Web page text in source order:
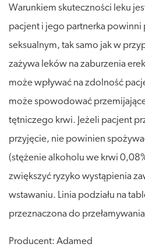
Warunkiem skuteczności leku
pacjent i jego partnerka
seksualnym, tak samo jak w
zażywa leków na zaburzenia
może wpływać na zdolność
może spowodować
tętniczego krwi. Jeżeli pacjent
przyjęcie, nie powinien
(stężenie alkoholu we krwi
zwiększyć ryzyko wystąpienia
wstawaniu. Linia podziału na
przeznaczona do
Producent: Adamed